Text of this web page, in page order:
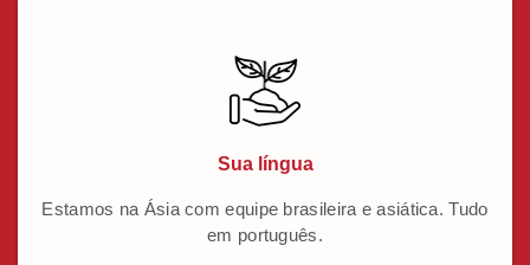
Sua língua
Estamos na Ásia com equipe brasileira e asiática. Tudo
em português.